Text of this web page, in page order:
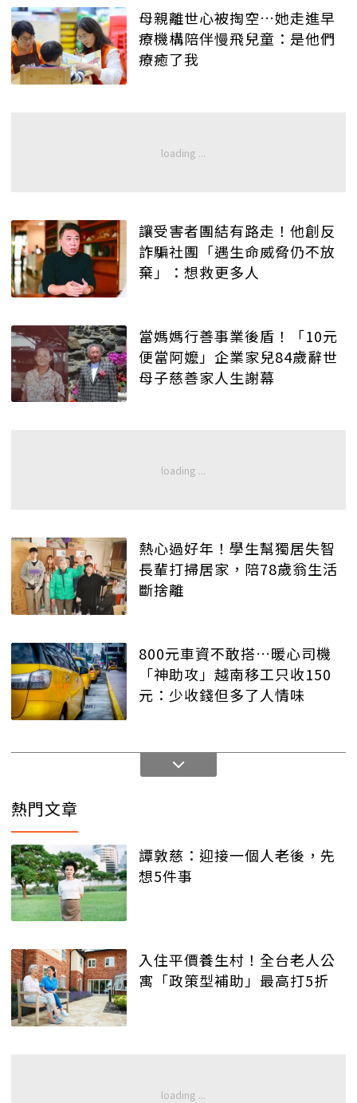
母親離世心被掏空…她走進早
療機構陪伴慢飛兒童：是他們
療癒了我
讓受害者團結有路走！他創反
詐騙社團「遇生命威脅仍不放
棄」：想救更多人
當媽媽行善事業後盾！「10元
便當阿嬤」企業家兒84歲辭世
母子慈善家人生謝幕
熱心過好年！學生幫獨居失智
長輩打掃居家，陪78歲翁生活
斷捨離
800元車資不敢搭…暖心司機
「神助攻」越南移工只收150
元：少收錢但多了人情味
熱門文章
譚敦慈：迎接一個人老後，先
想5件事
入住平價養生村！全台老人公
寓「政策型補助」最高打5折